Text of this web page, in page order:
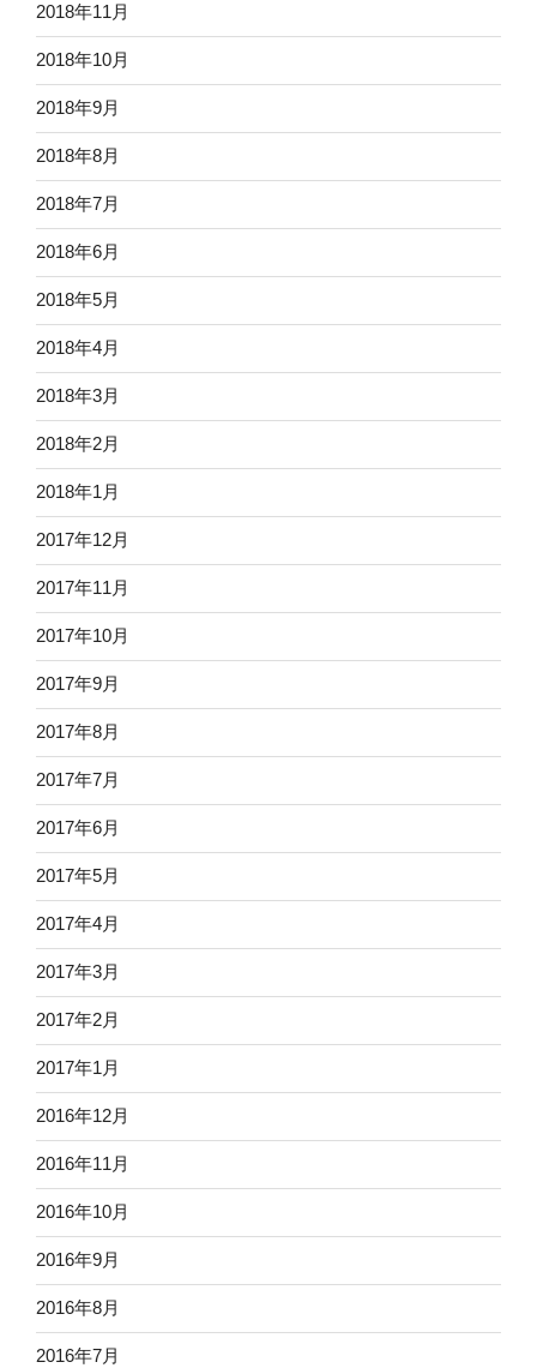
2018年11月
2018年10月
2018年9月
2018年8月
2018年7月
2018年6月
2018年5月
2018年4月
2018年3月
2018年2月
2018年1月
2017年12月
2017年11月
2017年10月
2017年9月
2017年8月
2017年7月
2017年6月
2017年5月
2017年4月
2017年3月
2017年2月
2017年1月
2016年12月
2016年11月
2016年10月
2016年9月
2016年8月
2016年7月